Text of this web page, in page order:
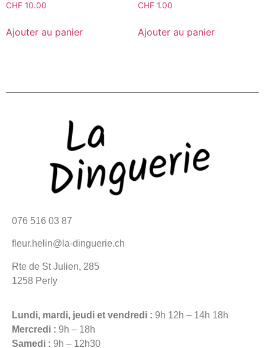
CHF 10.00
Ajouter au panier
CHF1.00
Ajouter au panier
076 516 03 87
fleur.helin@la-dinguerie.ch
Rte de St Julien, 285
1258 Perly
Lundi, mardi, jeudi et vendredi : 9h 12h – 14h 18h
Mercredi : 9h – 18h
Samedi : 9h – 12h30